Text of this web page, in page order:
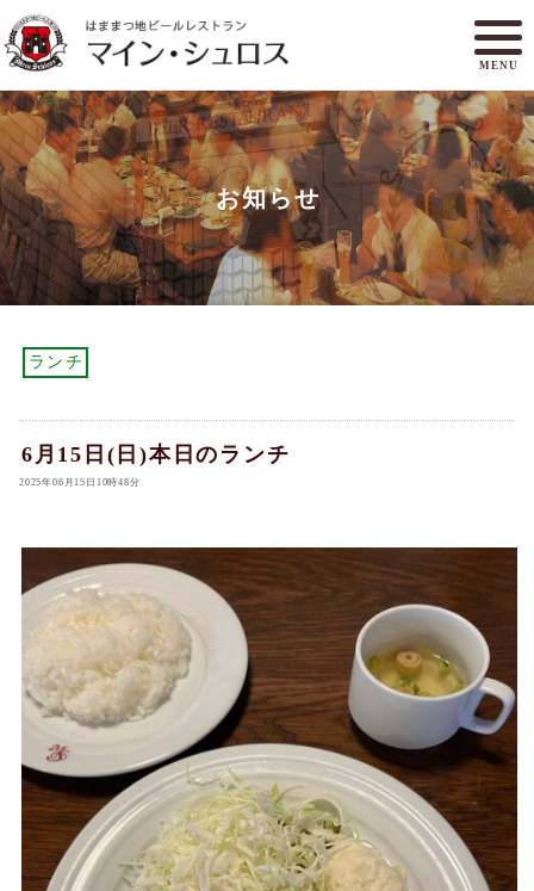
MENU
メニュー
ランチ
アクセスマップ
マイン・シュロスとは
オンラインショップ
お知らせ
ランチ
6月15日(日)本日のランチ
2025年06月15日10時48分